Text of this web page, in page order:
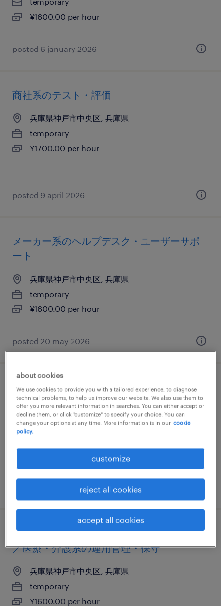
¥1600.00 per hour
posted 6 january 2026
商社系のテスト・評価
兵庫県神戸市中央区, 兵庫県
temporary
¥1700.00 per hour
posted 9 april 2026
メーカー系のヘルプデスク・ユーザーサポ
ート
兵庫県神戸市中央区, 兵庫県
temporary
¥1600.00 per hour
posted 20 may 2026
it・web系／メーカー系／流通・サービス系
のヘルプデスク・ユーザーサポート
兵庫県神戸市中央区, 兵庫県
posted 20 november 2025
it・web系／メーカー系／流通・サービス系
／医療・介護系の運用管理・保守
兵庫県神戸市中央区, 兵庫県
temporary
¥1600.00 per hour
about cookies
We use cookies to provide you with a tailored experience, to diagnose
technical problems, to help us improve our website. We also use them to
offer you more relevant information in searches. You can either accept or
decline them, or click "customize" to specify your choice. You can
change your options at any time. More information is in our cookie
policy.
customize
reject all cookies
accept all cookies